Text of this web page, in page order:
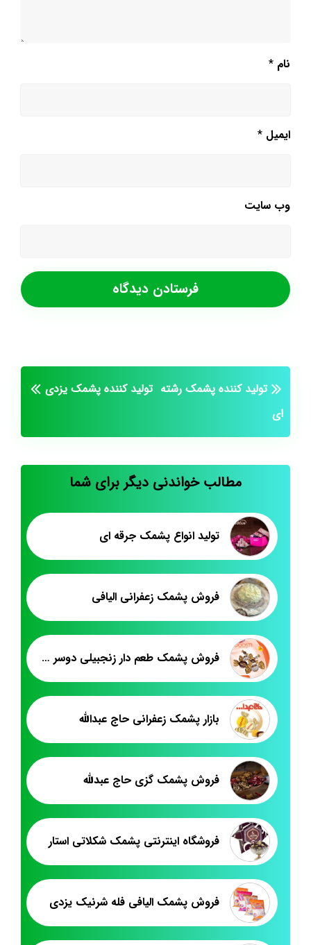
نام *
ایمیل *
وب‌ سایت
تولید کننده پشمک رشته
ای
تولید کننده پشمک یزدی
مطالب خواندنی دیگر برای شما
تولید انواع پشمک جرقه ای
فروش پشمک زعفرانی الیافی
فروش پشمک طعم دار زنجبیلی دوسر پیچ لقمه
بازار پشمک زعفرانی حاج عبدالله
فروش پشمک گزی حاج عبدلله
فروشگاه اینترنتی پشمک شکلاتی استار
فروش پشمک الیافی فله شرنیک یزدی